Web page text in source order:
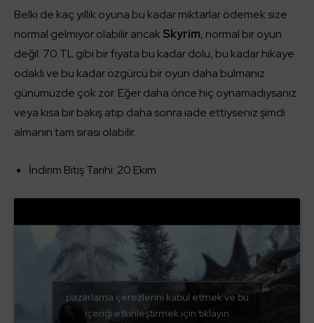
Belki de kaç yıllık oyuna bu kadar miktarlar ödemek size
normal gelmiyor olabilir ancakSkyrim, normal bir oyun
değil. 70 TL gibi bir fiyata bu kadar dolu, bu kadar hikaye
odaklı ve bu kadar özgürcü bir oyun daha bulmanız
günümüzde çok zor. Eğer daha önce hiç oynamadıysanız
veya kısa bir bakış atıp daha sonra iade ettiyseniz şimdi
almanın tam sırası olabilir.
İndirim Bitiş Tarihi: 20 Ekim
pazarlama çerezlerini kabul etmek ve bu
içeriği etkinleştirmek için tıklayın